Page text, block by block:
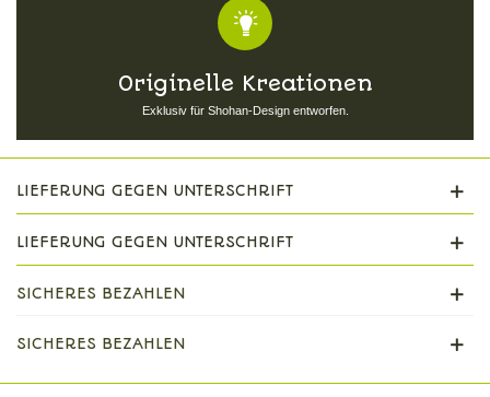
Originelle Kreationen
Exklusiv für Shohan-Design entworfen.
LIEFERUNG GEGEN UNTERSCHRIFT
LIEFERUNG GEGEN UNTERSCHRIFT
SICHERES BEZAHLEN
SICHERES BEZAHLEN